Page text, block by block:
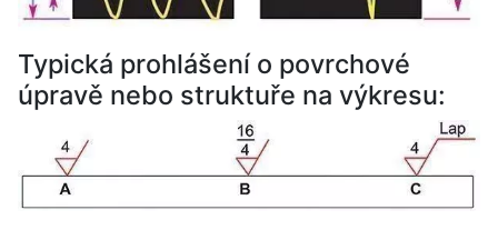
Typická prohlášení o povrchové
úpravě nebo struktuře na výkresu: